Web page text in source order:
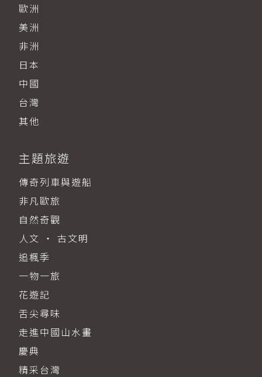
主題旅遊
傳奇列車與遊船
非凡歐旅
自然奇觀
人文 ‧ 古文明
追楓季
一物一旅
花遊記
舌尖尋味
走進中國山水畫
慶典
精采台灣
歐洲
美洲
非洲
日本
中國
台灣
其他